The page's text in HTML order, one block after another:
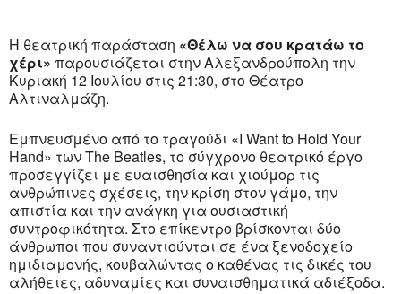
Η θεατρική παράσταση «Θέλω να σου κρατάω το
χέρι» παρουσιάζεται στηνΑλεξανδρούπολη την
Κυριακή 12 Ιουλίου στις 21:30, στοΘέατρο
Αλτιναλμάζη.
Εμπνευσμένο από το τραγούδι «I Want to Hold Your
Hand» τωνThe Beatles, το σύγχρονο θεατρικό έργο
προσεγγίζει με ευαισθησία και χιούμορ τις
ανθρώπινες σχέσεις, την κρίση στον γάμο, την
απιστία και την ανάγκη για ουσιαστική
συντροφικότητα. Στο επίκεντρο βρίσκονται δύο
άνθρωποι που συναντιούνται σε ένα ξενοδοχείο
ημιδιαμονής, κουβαλώντας ο καθένας τις δικές του
αλήθειες, αδυναμίες και συναισθηματικά αδιέξοδα.